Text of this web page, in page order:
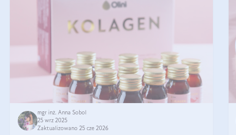
mgr inż. Anna Sobol
25 wrz 2025
Zaktualizowano 25 cze 2026